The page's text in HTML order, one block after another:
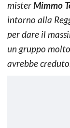
misterMimmo
intorno alla
per dare il
un gruppo
avrebbe